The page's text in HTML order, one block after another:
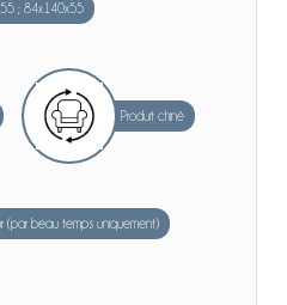
; 84x140x55
Produit chiné
(par beau temps uniquement)